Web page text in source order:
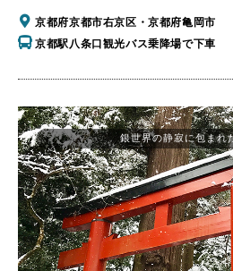
京都府京都市右京区・京都府亀岡市
京都駅八条口観光バス乗降場で下車
銀世界の静寂に包まれ